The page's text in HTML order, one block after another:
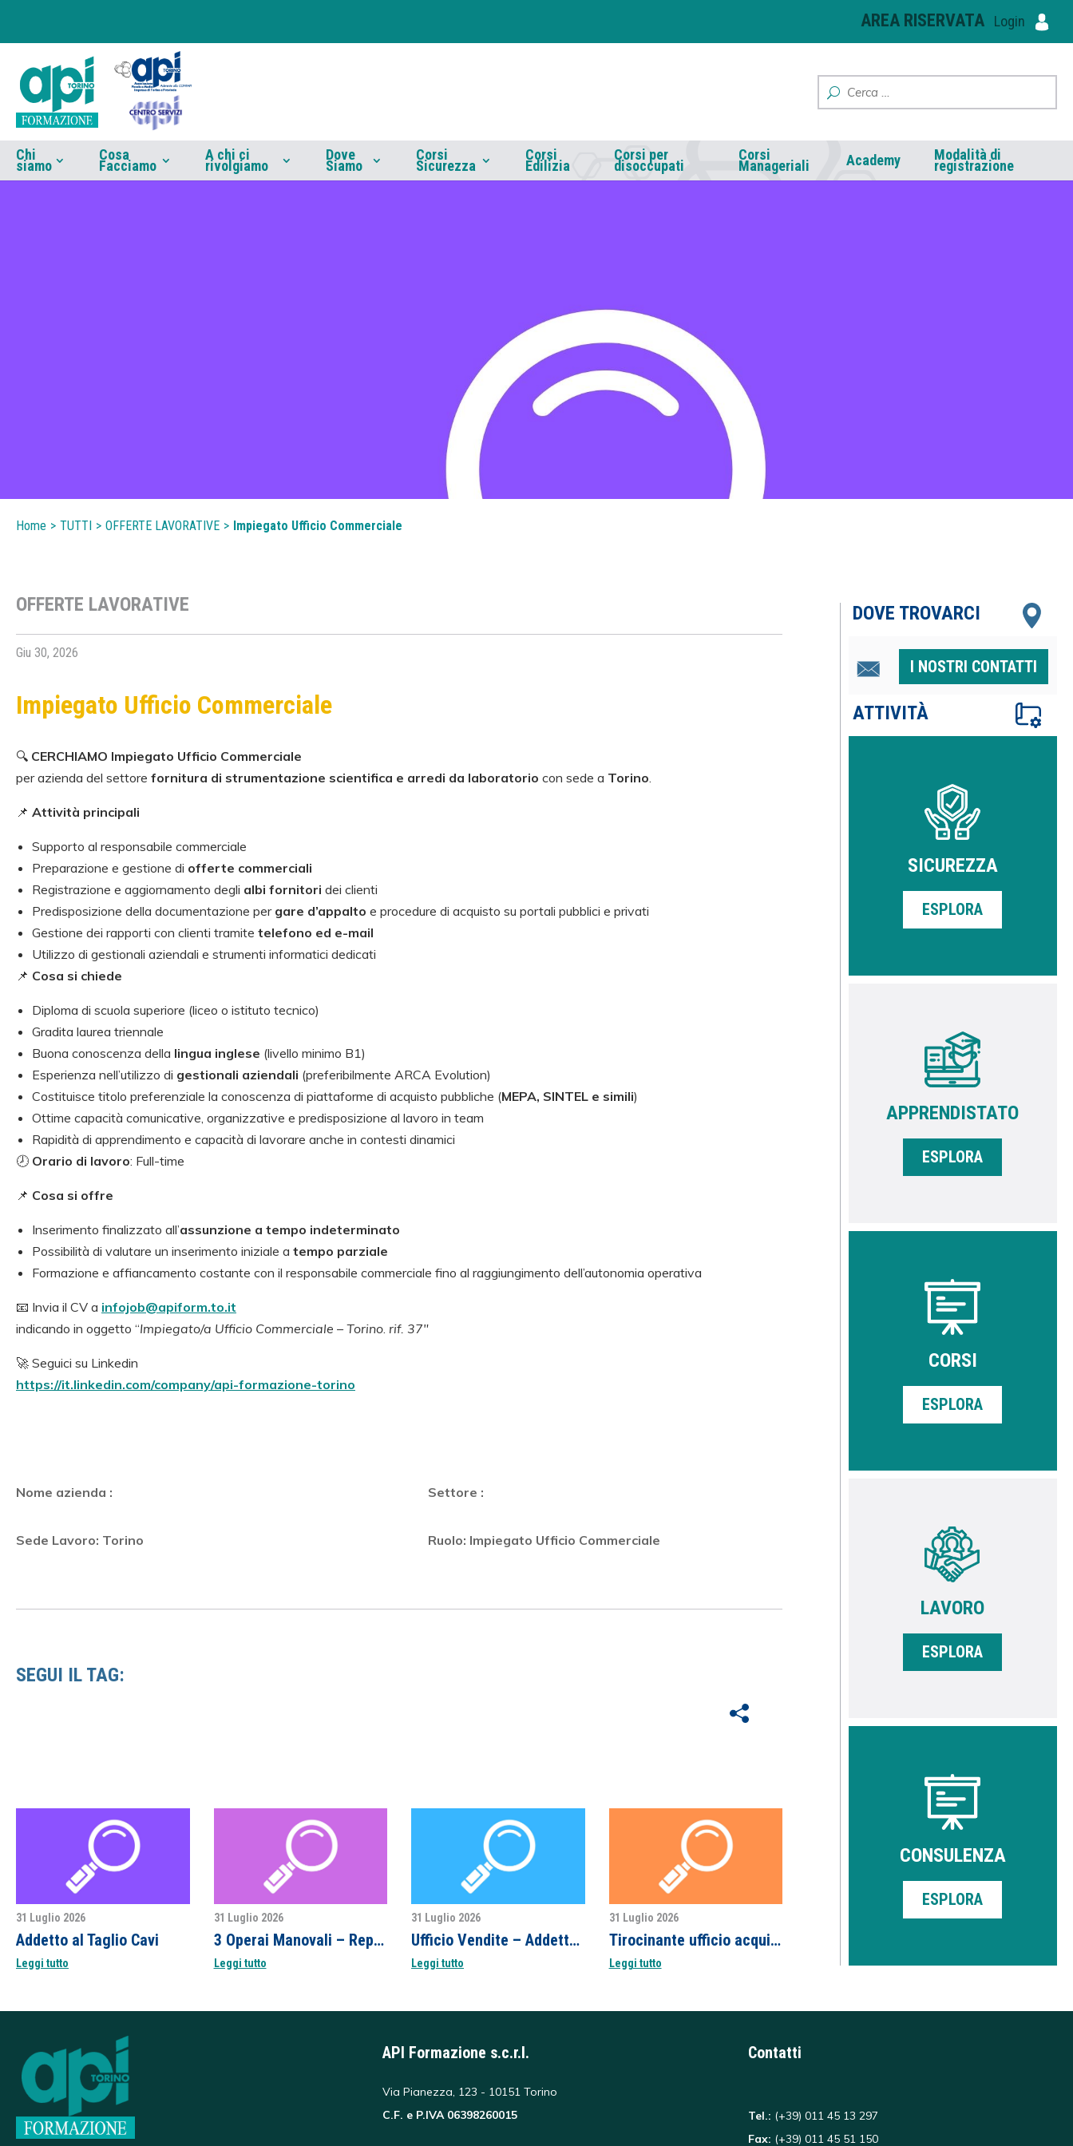
AREA RISERVATA Login
Chi
siamo
Cosa
Facciamo
A chi ci
rivolgiamo
Dove
Siamo
Corsi
Sicurezza
Corsi
Edilizia
Corsi per
disoccupati
Corsi
Manageriali Academy Modalità di
registrazione
Home > TUTTI > OFFERTE LAVORATIVE > Impiegato Ufficio Commerciale
OFFERTE LAVORATIVE
Giu 30, 2026
Impiegato Ufficio Commerciale
🔍 CERCHIAMO Impiegato Ufficio Commerciale
per azienda del settore fornitura di strumentazione scientifica e arredi da laboratorio con sede a Torino.
📌 Attività principali
Supporto al responsabile commerciale
Preparazione e gestione di offerte commerciali
Registrazione e aggiornamento degli albi fornitori dei clienti
Predisposizione della documentazione per gare d’appalto e procedure di acquisto su portali pubblici e privati
Gestione dei rapporti con clienti tramite telefono ed e-mail
Utilizzo di gestionali aziendali e strumenti informatici dedicati
📌 Cosa si chiede
Diploma di scuola superiore (liceo o istituto tecnico)
Gradita laurea triennale
Buona conoscenza della lingua inglese (livello minimo B1)
Esperienza nell’utilizzo di gestionali aziendali (preferibilmente ARCA Evolution)
Costituisce titolo preferenziale la conoscenza di piattaforme di acquisto pubbliche (MEPA, SINTEL e simili)
Ottime capacità comunicative, organizzative e predisposizione al lavoro in team
Rapidità di apprendimento e capacità di lavorare anche in contesti dinamici
🕗 Orario di lavoro: Full-time
📌 Cosa si offre
Inserimento finalizzato all’assunzione a tempo indeterminato
Possibilità di valutare un inserimento iniziale a tempo parziale
Formazione e affiancamento costante con il responsabile commerciale fino al raggiungimento dell’autonomia operativa
📧 Invia il CV a infojob@apiform.to.it
indicando in oggetto “Impiegato/a Ufficio Commerciale – Torino. rif. 37″
🚀 Seguici su Linkedin
https://it.linkedin.com/company/api-formazione-torino
Nome azienda :
Sede Lavoro: Torino
Settore :
Ruolo: Impiegato Ufficio Commerciale
SEGUI IL TAG:
31 Luglio 2026
Addetto al Taglio Cavi
Leggi tutto
31 Luglio 2026
3 Operai Manovali – Reparto Vetreria
Leggi tutto
31 Luglio 2026
Ufficio Vendite – Addetto Clienti Esteri
Leggi tutto
31 Luglio 2026
Tirocinante ufficio acquisti
Leggi tutto
DOVE TROVARCI
I NOSTRI CONTATTI
ATTIVITÀ
SICUREZZA
ESPLORA
APPRENDISTATO
ESPLORA
CORSI
ESPLORA
LAVORO
ESPLORA
CONSULENZA
ESPLORA
API Formazione s.c.r.l.
Via Pianezza, 123 - 10151 Torino
C.F. e P.IVA 06398260015
Contatti
Tel.: (+39) 011 45 13 297
Fax: (+39) 011 45 51 150